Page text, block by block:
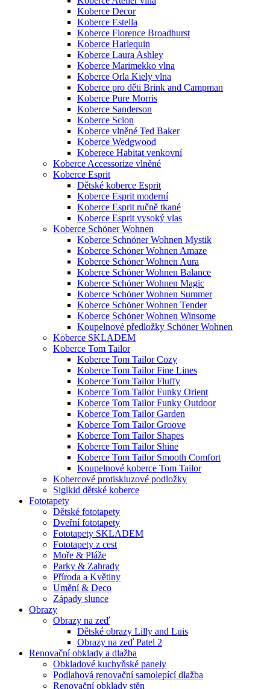
Koberce Decor
Koberce Estella
Koberce Florence Broadhurst
Koberce Harlequin
Koberce Laura Ashley
Koberce Marimekko vlna
Koberce Orla Kiely vlna
Koberce pro děti Brink and Campman
Koberce Pure Morris
Koberce Sanderson
Koberce Scion
Koberce vlněné Ted Baker
Koberce Wedgwood
Koberece Habitat venkovní
Koberce Accessorize vlněné
Koberce Esprit
Dětské koberce Esprit
Koberce Esprit moderní
Koberce Esprit ručně tkané
Koberce Esprit vysoký vlas
Koberce Schöner Wohnen
Koberce Schnöner Wohnen Mystik
Koberce Schöner Wohnen Amaze
Koberce Schöner Wohnen Aura
Koberce Schöner Wohnen Balance
Koberce Schöner Wohnen Magic
Koberce Schöner Wohnen Summer
Koberce Schöner Wohnen Tender
Koberce Schöner Wohnen Winsome
Koupelnové předložky Schöner Wohnen
Koberce SKLADEM
Koberce Tom Tailor
Koberce Tom Tailor Cozy
Koberce Tom Tailor Fine Lines
Koberce Tom Tailor Fluffy
Koberce Tom Tailor Funky Orient
Koberce Tom Tailor Funky Outdoor
Koberce Tom Tailor Garden
Koberce Tom Tailor Groove
Koberce Tom Tailor Shapes
Koberce Tom Tailor Shine
Koberce Tom Tailor Smooth Comfort
Koupelnové koberce Tom Tailor
Kobercové protiskluzové podložky
Sigikid dětské koberce
Fototapety
Dětské fototapety
Dveřní fototapety
Fototapety SKLADEM
Fototapety z cest
Moře & Pláže
Parky & Zahrady
Příroda a Květiny
Umění & Deco
Západy slunce
Obrazy
Obrazy na zeď
Dětské obrazy Lilly and Luis
Obrazy na zeď Patel 2
Renovační obklady a dlažba
Obkladové kuchyňské panely
Podlahová renovační samolepící dlažba
Renovační obklady stěn